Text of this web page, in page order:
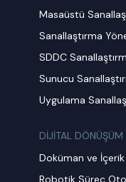
Masaüstü
Sanallaştırma
SDDC
Sunucu
Uygulama
DİJİTAL DÖNÜŞÜM
Doküman ve
Robotik Süreç